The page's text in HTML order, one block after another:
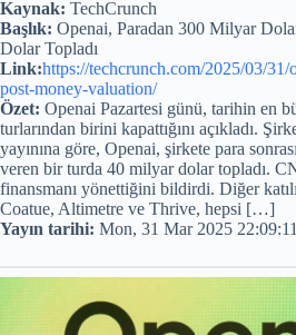
Kaynak: TechCrunch
Başlık: Openai, Paradan 300 Milyar
Dolar Topladı
Link:https://techcrunch.com/2025/03/31/
post-money-valuation/
Özet: Openai Pazartesi günü, tarihin en
turlarından birini kapattığını açıkladı.
yayınına göre, Openai, şirkete para
veren bir turda 40 milyar dolar topladı.
finansmanı yönettiğini bildirdi. Diğer
Coatue, Altimetre ve Thrive, hepsi […]
Yayın tarihi: Mon, 31 Mar 2025